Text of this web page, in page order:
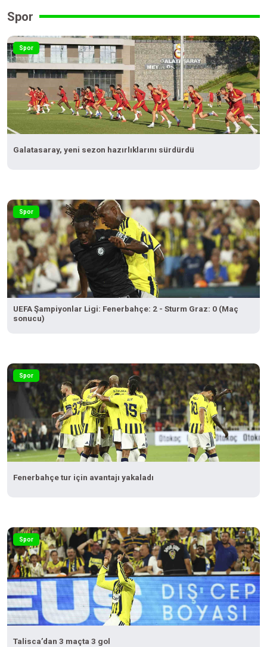
Spor
Spor
Galatasaray, yeni sezon hazırlıklarını sürdürdü
Spor
UEFA Şampiyonlar Ligi: Fenerbahçe: 2 - Sturm Graz: 0 (Maç
sonucu)
Spor
Fenerbahçe tur için avantajı yakaladı
Spor
Talisca’dan 3 maçta 3 gol